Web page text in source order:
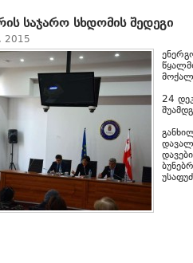
საჯარო სხდომის შედეგი
2015
24